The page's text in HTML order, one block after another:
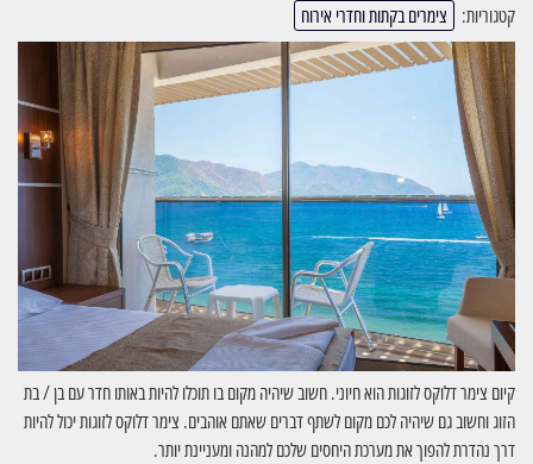
קטגוריות:
צימרים בקתות וחדרי אירוח
קיום צימר דלוקס לזוגות הוא חיוני. חשוב שיהיה מקום בו תוכלו להיות באותו חדר עם בן / בת
הזוג וחשוב גם שיהיה לכם מקום לשתף דברים שאתם אוהבים. צימר דלוקס לזוגות יכול להיות
דרך נהדרת להפוך את מערכת היחסים שלכם למהנה ומעניינת יותר.